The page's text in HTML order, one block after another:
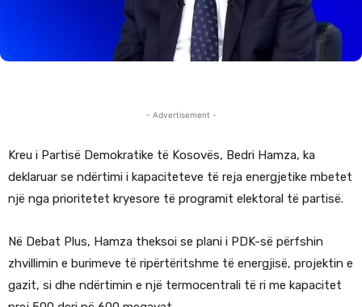
- Advertisement -
Kreu i Partisë Demokratike të Kosovës, Bedri Hamza, ka
deklaruar se ndërtimi i kapaciteteve të reja energjetike mbetet
një nga prioritetet kryesore të programit elektoral të partisë.
Në Debat Plus, Hamza theksoi se plani i PDK-së përfshin
zhvillimin e burimeve të ripërtëritshme të energjisë, projektin e
gazit, si dhe ndërtimin e një termocentrali të ri me kapacitet